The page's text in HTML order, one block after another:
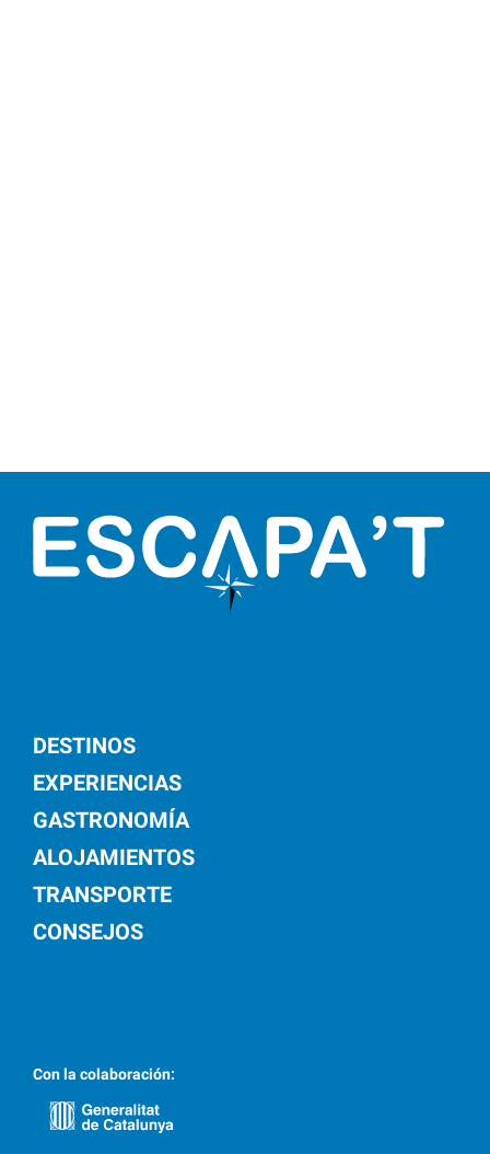
DESTINOS
EXPERIENCIAS
GASTRONOMÍA
ALOJAMIENTOS
TRANSPORTE
CONSEJOS
Con la colaboración: